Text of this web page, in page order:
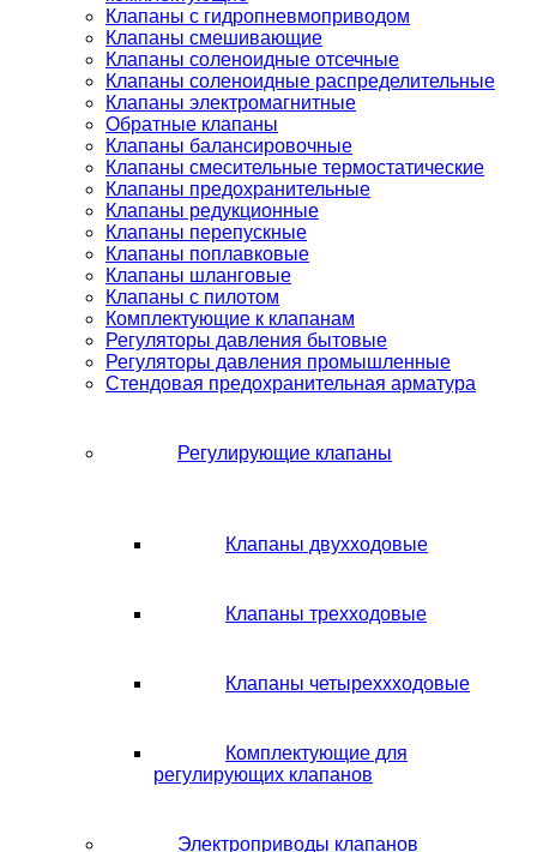
Клапаны с гидропневмоприводом
Клапаны смешивающие
Клапаны соленоидные отсечные
Клапаны соленоидные распределительные
Клапаны электромагнитные
Обратные клапаны
Клапаны балансировочные
Клапаны смесительные термостатические
Клапаны предохранительные
Клапаны редукционные
Клапаны перепускные
Клапаны поплавковые
Клапаны шланговые
Клапаны с пилотом
Комплектующие к клапанам
Регуляторы давления бытовые
Регуляторы давления промышленные
Стендовая предохранительная арматура
Регулирующие клапаны
Клапаны двухходовые
Клапаны трехходовые
Клапаны четыреххходовые
Комплектующие для
регулирующих клапанов
Электроприводы клапанов